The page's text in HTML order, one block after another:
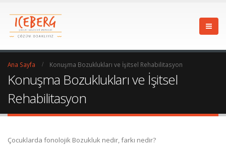
Ana Sayfa Konuşma Bozuklukları ve İşitsel Rehabilitasyon
Konuşma Bozuklukları ve İşitsel
Rehabilitasyon
Çocuklarda fonolojik Bozukluk nedir, farkı nedir?